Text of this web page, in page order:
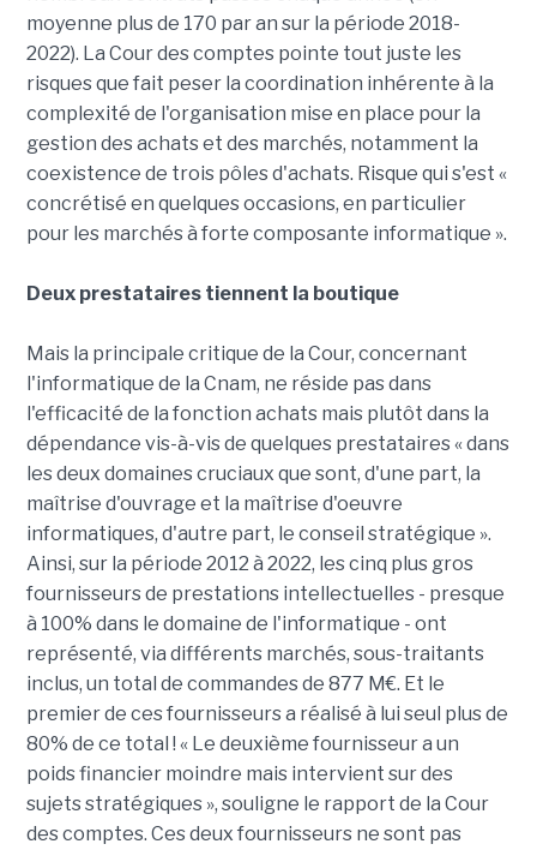
moyenne plus de 170 par an sur la période 2018-
2022). La Cour des comptes pointe tout juste les
risques que fait peser la coordination inhérente à la
complexité de l'organisation mise en place pour la
gestion des achats et des marchés, notamment la
coexistence de trois pôles d'achats. Risque qui s'est «
concrétisé en quelques occasions, en particulier
pour les marchés à forte composante informatique ».
Deux prestataires tiennent la boutique
Mais la principale critique de la Cour, concernant
l'informatique de la Cnam, ne réside pas dans
l'efficacité de la fonction achats mais plutôt dans la
dépendance vis-à-vis de quelques prestataires « dans
les deux domaines cruciaux que sont, d'une part, la
maîtrise d'ouvrage et la maîtrise d'oeuvre
informatiques, d'autre part, le conseil stratégique ».
Ainsi, sur la période 2012 à 2022, les cinq plus gros
fournisseurs de prestations intellectuelles - presque
à 100% dans le domaine de l'informatique - ont
représenté, via différents marchés, sous-traitants
inclus, un total de commandes de 877 M€. Et le
premier de ces fournisseurs a réalisé à lui seul plus de
80% de ce total ! « Le deuxième fournisseur a un
poids financier moindre mais intervient sur des
sujets stratégiques », souligne le rapport de la Cour
des comptes. Ces deux fournisseurs ne sont pas